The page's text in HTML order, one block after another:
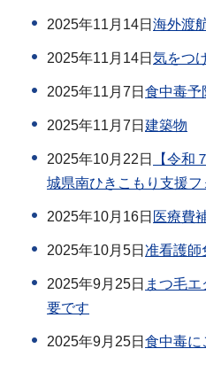
2025年11月14日 海外渡
2025年11月14日 気をつ
2025年11月7日 食中毒予
2025年11月7日 建築物
2025年10月22日
【令和
城県南ひきこもり支援フ
2025年10月16日 医療費
2025年10月5日 准看護師
2025年9月25日 まつ毛
要です
2025年9月25日 食中毒に